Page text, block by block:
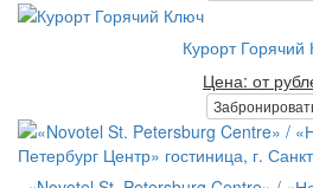
Курорт Горячий
Цена: от